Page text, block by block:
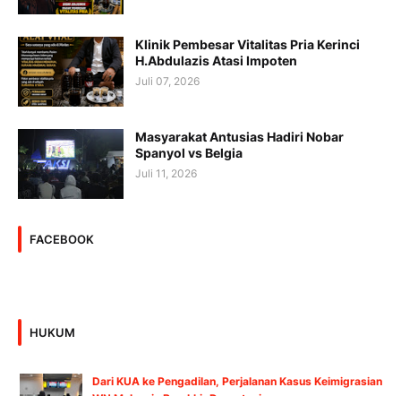
Klinik Pembesar Vitalitas Pria Kerinci
H.Abdulazis Atasi Impoten
Juli 07, 2026
Masyarakat Antusias Hadiri Nobar
Spanyol vs Belgia
Juli 11, 2026
FACEBOOK
HUKUM
Dari KUA ke Pengadilan, Perjalanan Kasus Keimigrasian